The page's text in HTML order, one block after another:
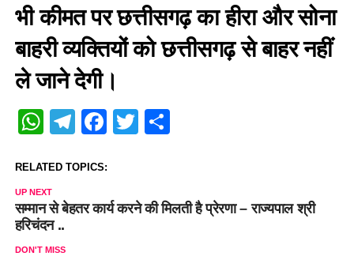
भी कीमत पर छत्तीसगढ़ का हीरा और सोना
बाहरी व्यक्तियों को छत्तीसगढ़ से बाहर नहीं
ले जाने देगी।
WhatsApp
Telegram
Facebook
Twitter
Share
RELATED TOPICS:
UP NEXT
सम्मान से बेहतर कार्य करने की मिलती है प्रेरणा – राज्यपाल श्री
हरिचंदन ..
DON'T MISS